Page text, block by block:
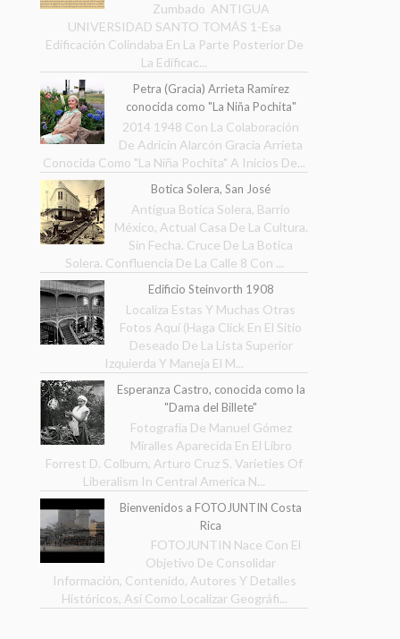
Zumbado ANTIGUA
UNIVERSIDAD SANTO TOMÁS 1-Esa
Edificación Colindaba En La Parte Posterior De
La Edificac...
Petra (Gracia) Arrieta Ramírez
conocida como "La Niña Pochita"
2014 1948 Con La Colaboración
De Adricin Alarcón Gracia Arrieta
Conocida Como "La Niña Pochita" A Inicios De...
Botica Solera, San José
Antigua Botica Solera, Barrio
México, Actual Casa De La Cultura.
Sin Fecha. Cruce De La Botica
Solera. Confluencia De La Calle 8 Con ...
Edificio Steinvorth 1908
Localiza Estas Y Muchas Otras
Fotos Aquí (Haga Click En El Sitio
Deseado De La Lista Superior
Izquierda Y Maneja El M...
Esperanza Castro, conocida como la
"Dama del Billete"
Fotografía De Manuel Gómez
Miralles Aparecida En El Libro
Forrest D. Colburn, Arturo Cruz S. Varieties Of
Liberalism In Central America N...
Bienvenidos a FOTOJUNTIN Costa
Rica
FOTOJUNTIN Nace Con El
Objetivo De Consolidar
Información, Contenido, Autores Y Detalles
Históricos, Así Como Localizar Geográfi...